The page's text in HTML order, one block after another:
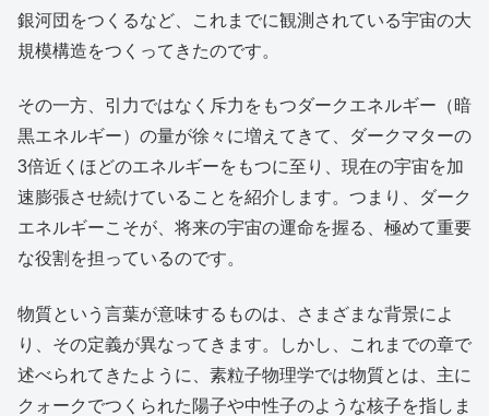
銀河団をつくるなど、これまでに観測されている宇宙の大
規模構造をつくってきたのです。
その一方、引力ではなく斥力をもつダークエネルギー（暗
黒エネルギー）の量が徐々に増えてきて、ダークマターの
3倍近くほどのエネルギーをもつに至り、現在の宇宙を加
速膨張させ続けていることを紹介します。つまり、ダーク
エネルギーこそが、将来の宇宙の運命を握る、極めて重要
な役割を担っているのです。
物質という言葉が意味するものは、さまざまな背景によ
り、その定義が異なってきます。しかし、これまでの章で
述べられてきたように、素粒子物理学では物質とは、主に
クォークでつくられた陽子や中性子のような核子を指しま